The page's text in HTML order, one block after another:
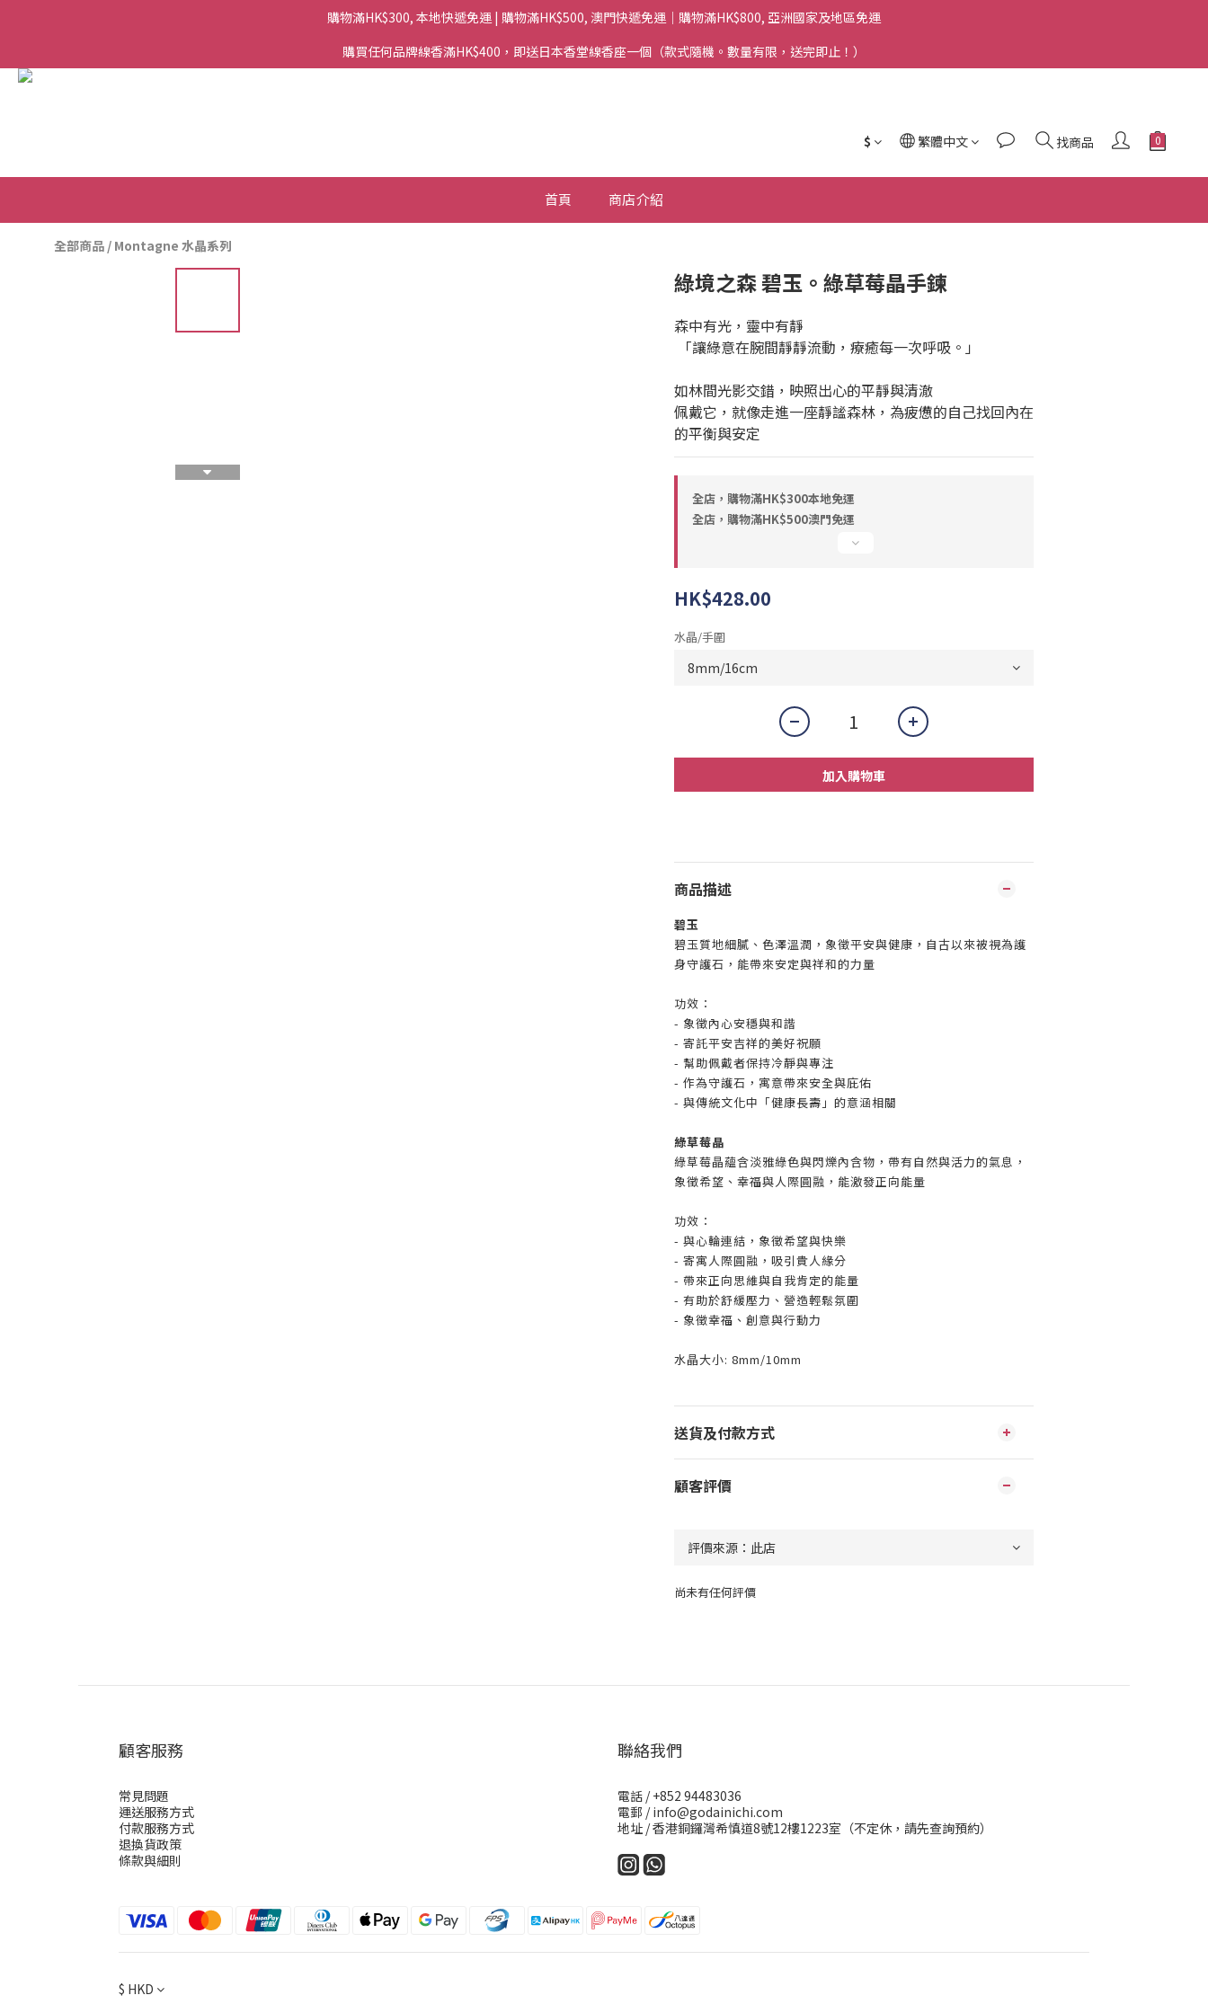
購物滿HK$300, 本地快遞免運 | 購物滿HK$500, 澳門快遞免運｜購物滿HK$800, 亞洲國家及地區免運
購買任何品牌線香滿HK$400，即送日本香堂線香座一個（款式隨機。數量有限，送完即止！）
$ 繁體中文 找商品
首頁 商店介紹
全部商品 / Montagne 水晶系列
綠境之森 碧玉。綠草莓晶手鍊
森中有光，靈中有靜
「讓綠意在腕間靜靜流動，療癒每一次呼吸。」
如林間光影交錯，映照出心的平靜與清澈
佩戴它，就像走進一座靜謐森林，為疲憊的自己找回內在
的平衡與安定
全店，購物滿HK$300本地免運
全店，購物滿HK$500澳門免運
HK$428.00
水晶/手圍
加入購物車
商品描述
碧玉
碧玉質地細膩、色澤溫潤，象徵平安與健康，自古以來被視為護
身守護石，能帶來安定與祥和的力量
功效：
- 象徵內心安穩與和諧
- 寄託平安吉祥的美好祝願
- 幫助佩戴者保持冷靜與專注
- 作為守護石，寓意帶來安全與庇佑
- 與傳統文化中「健康長壽」的意涵相關
綠草莓晶
綠草莓晶蘊含淡雅綠色與閃爍內含物，帶有自然與活力的氣息，
象徵希望、幸福與人際圓融，能激發正向能量
功效：
- 與心輪連結，象徵希望與快樂
- 寄寓人際圓融，吸引貴人緣分
- 帶來正向思維與自我肯定的能量
- 有助於舒緩壓力、營造輕鬆氛圍
- 象徵幸福、創意與行動力
水晶大小: 8mm/10mm
送貨及付款方式
顧客評價
尚未有任何評價
顧客服務
常見問題
運送服務方式
付款服務方式
退換貨政策
條款與細則
聯絡我們
電話 / +852 94483036
電郵 / info@godainichi.com
地址 / 香港銅鑼灣希慎道8號12樓1223室（不定休，請先查詢預約）
$ HKD